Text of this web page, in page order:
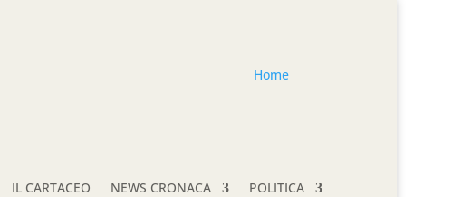
Home
IL CARTACEO NEWS CRONACA POLITICA